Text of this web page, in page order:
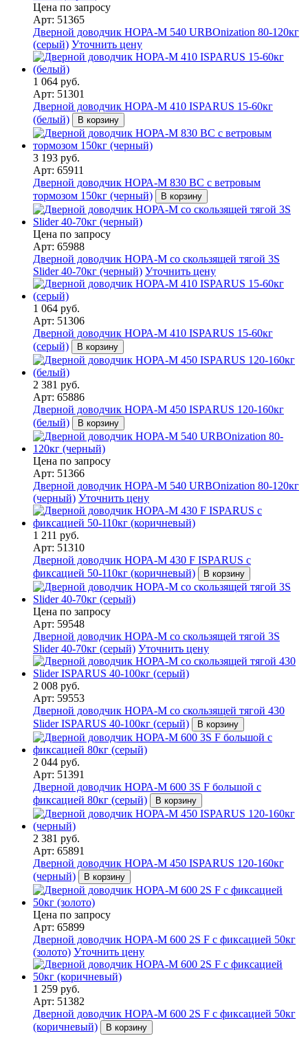
Цена по запросу
Арт: 51365
Дверной доводчик НОРА-M 540 URBOnization 80-120кг
(серый) Уточнить цену
1 064 руб.
Арт: 51301
Дверной доводчик НОРА-M 410 ISPARUS 15-60кг
(белый)
В корзину
3 193 руб.
Арт: 65911
Дверной доводчик НОРА-M 830 BC с ветровым
тормозом 150кг (черный)
В корзину
Цена по запросу
Арт: 65988
Дверной доводчик НОРА-M со скользящей тягой 3S
Slider 40-70кг (черный) Уточнить цену
1 064 руб.
Арт: 51306
Дверной доводчик НОРА-M 410 ISPARUS 15-60кг
(серый)
В корзину
2 381 руб.
Арт: 65886
Дверной доводчик НОРА-M 450 ISPARUS 120-160кг
(белый)
В корзину
Цена по запросу
Арт: 51366
Дверной доводчик НОРА-M 540 URBOnization 80-120кг
(черный) Уточнить цену
1 211 руб.
Арт: 51310
Дверной доводчик НОРА-M 430 F ISPARUS с
фиксацией 50-110кг (коричневый)
В корзину
Цена по запросу
Арт: 59548
Дверной доводчик НОРА-M со скользящей тягой 3S
Slider 40-70кг (серый) Уточнить цену
2 008 руб.
Арт: 59553
Дверной доводчик НОРА-M со скользящей тягой 430
Slider ISPARUS 40-100кг (серый)
В корзину
2 044 руб.
Арт: 51391
Дверной доводчик НОРА-M 600 3S F большой с
фиксацией 80кг (серый)
В корзину
2 381 руб.
Арт: 65891
Дверной доводчик НОРА-M 450 ISPARUS 120-160кг
(черный)
В корзину
Цена по запросу
Арт: 65899
Дверной доводчик НОРА-M 600 2S F с фиксацией 50кг
(золото) Уточнить цену
1 259 руб.
Арт: 51382
Дверной доводчик НОРА-M 600 2S F с фиксацией 50кг
(коричневый)
В корзину